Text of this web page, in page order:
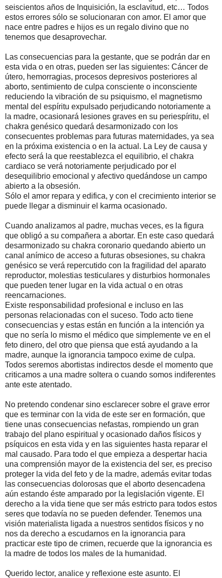
seiscientos años de Inquisición, la esclavitud, etc… Todos
estos errores sólo se solucionaran con amor. El amor que
nace entre padres e hijos es un regalo divino que no
tenemos que desaprovechar.
Las consecuencias para la gestante, que se podrán dar en
esta vida o en otras, pueden ser las siguientes: Cáncer de
útero, hemorragias, procesos depresivos posteriores al
aborto, sentimiento de culpa consciente o inconsciente
reduciendo la vibración de su psiquismo, el magnetismo
mental del espíritu expulsado perjudicando notoriamente a
la madre, ocasionará lesiones graves en su periespíritu, el
chakra genésico quedará desarmonizado con los
consecuentes problemas para futuras maternidades, ya sea
en la próxima existencia o en la actual. La Ley de causa y
efecto será la que reestablezca el equilibrio, el chakra
cardiaco se verá notoriamente perjudicado por el
desequilibrio emocional y afectivo quedándose un campo
abierto a la obsesión.
Sólo el amor repara y edifica, y con el crecimiento interior se
puede llegar a disminuir el karma ocasionado.
Cuando analizamos al padre, muchas veces, es la figura
que obligó a su compañera a abortar. En este caso quedará
desarmonizado su chakra coronario quedando abierto un
canal anímico de acceso a futuras obsesiones, su chakra
genésico se verá repercutido con la fragilidad del aparato
reproductor, molestias testiculares y disturbios hormonales
que pueden tener lugar en la vida actual o en otras
reencarnaciones.
Existe responsabilidad profesional e incluso en las
personas relacionadas con el suceso. Todo acto tiene
consecuencias y estas están en función a la intención ya
que no sería lo mismo el médico que simplemente ve en el
feto dinero, del otro que piensa que está ayudando a la
madre, aunque la ignorancia tampoco exime de culpa.
Todos seremos abortistas indirectos desde el momento que
criticamos a una madre soltera o cuando somos indiferentes
ante este atentado.
No pretendo condenar sino esclarecer sobre el grave error
que es terminar con la vida de este ser en formación, que
tiene unas consecuencias nefastas, rompiendo un gran
trabajo del plano espiritual y ocasionado daños físicos y
psíquicos en esta vida y en las siguientes hasta reparar el
mal causado. Para todo el que empieza a despertar hacia
una comprensión mayor de la existencia del ser, es preciso
proteger la vida del feto y de la madre, además evitar todas
las consecuencias dolorosas que el aborto desencadena
aún estando éste amparado por la legislación vigente. El
derecho a la vida tiene que ser más estricto para todos estos
seres que todavía no se pueden defender. Tenemos una
visión materialista ligada a nuestros sentidos físicos y no
nos da derecho a escudarnos en la ignorancia para
practicar este tipo de crimen, recuerde que la ignorancia es
la madre de todos los males de la humanidad.
Querido lector, analice y reflexione este asunto. El